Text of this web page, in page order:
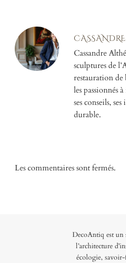
Cassandre
sculptures de
restauration de
les passionnés
ses conseils,
durable.
Les commentaires sont fermés.
DecoAntiq est un
l’architecture
écologie, savoir-